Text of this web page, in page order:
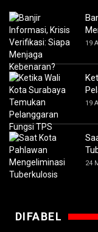
19
19
24
DIFABEL